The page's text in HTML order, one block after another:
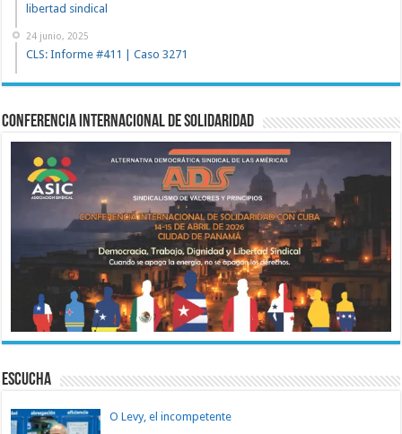
libertad sindical
24 junio, 2025
CLS: Informe #411 | Caso 3271
Conferencia Internacional de Solidaridad
ESCUCHA
O Levy, el incompetente